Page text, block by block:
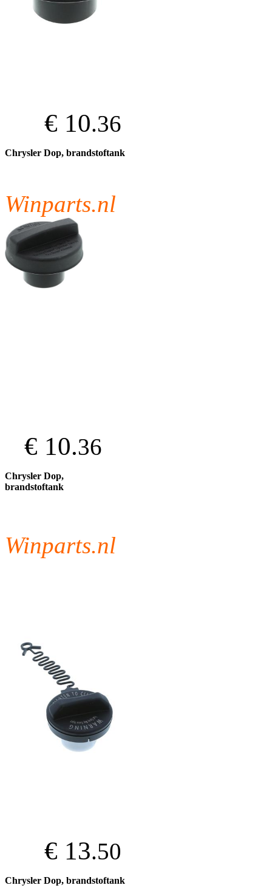
€ 10.36
Chrysler Dop, brandstoftank
Winparts.nl
€ 10.36
Chrysler Dop,
brandstoftank
Winparts.nl
€ 13.50
Chrysler Dop, brandstoftank